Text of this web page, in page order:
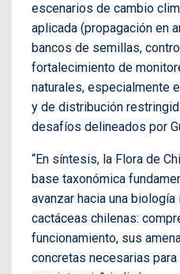
escenarios de cambio
aplicada (propagación en
bancos de semillas,
fortalecimiento de
naturales, especialmente
y de distribución
desafíos delineados por
“En síntesis, la Flora de
base taxonómica
avanzar hacia una
cactáceas chilenas:
funcionamiento, sus
concretas necesarias